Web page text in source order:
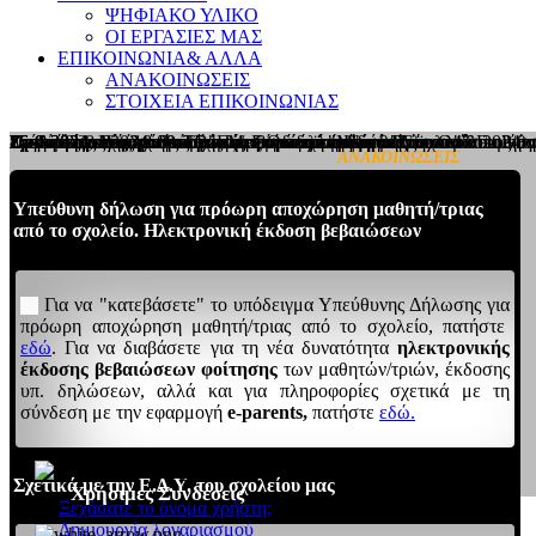
ΨΗΦΙΑΚΟ ΥΛΙΚΟ
ΟΙ ΕΡΓΑΣΙΕΣ ΜΑΣ
ΕΠΙΚΟΙΝΩΝΙΑ& ΑΛΛΑ
ΑΝΑΚΟΙΝΩΣΕΙΣ
ΣΤΟΙΧΕΙΑ ΕΠΙΚΟΙΝΩΝΙΑΣ
25-9-2024, στις 18:00: "Επικοινωνία και συνεργασία σχολείου-
Σεπτέμβριος 2024: Βιωματικό σεμινάριο από τον "Δίαυλο" στους/
Προτεινόμενες δράσεις για την Ευρωπαϊκή Ημέρα Γλωσσών 2024
Εργασίες βαφής και βελτίωσης του διδακτηρίου μας
Σχέδιο εργασίας για τον Ρόμπερτ Οπενχάιμερ
26-6-2024: Η παράσταση "Πάμε σαν άλλοτε" στο Σαϊνοπούλειο
Ζωγραφίζοντας εμπνευσμένοι/ες από τον "Μικρό Πρίγκιπα"
Σχολείο ανοιχτό στην κοινωνία: βίντεο με τις δράσεις που
16-4-2024: Δύο σχολεία της Μαγνησίας επισκέφθηκαν το 4ο
8οι Αγώνες Ρητορικής Τέχνης: εξαιρετική εμφάνιση του Ομίλου
ΑΝΑΚΟΙΝΩΣΕΙΣ
Υπεύθυνη δήλωση για πρόωρη αποχώρηση μαθητή/τριας
από το σχολείο. Ηλεκτρονική έκδοση βεβαιώσεων
Για να "κατεβάσετε" το υπόδειγμα Υπεύθυνης Δήλωσης για
πρόωρη αποχώρηση μαθητή/τριας από το σχολείο, πατήστε
εδώ. Για να διαβάσετε για τη νέα δυνατότητα ηλεκτρονικής
έκδοσης βεβαιώσεων φοίτησης των μαθητών/τριών, έκδοσης
υπ. δηλώσεων, αλλά και για πληροφορίες σχετικά με τη
σύνδεση με την εφαρμογή e-parents, πατήστε εδώ.
Σχετικά με την Ε.Δ.Υ. του σχολείου μας
Ξεχάσατε το όνομα χρήστη;
Δημιουργία λογαριασμού
Χρήσιμες Συνδέσεις